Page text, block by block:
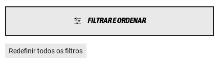
FILTRAR E ORDENAR
Redefinir todos os filtros